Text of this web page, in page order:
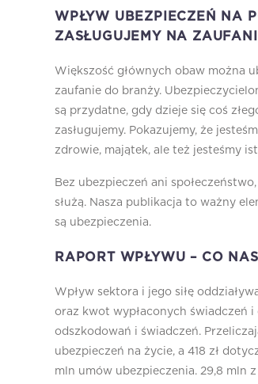
WPŁYW UBEZPIECZEŃ NA
ZASŁUGUJEMY NA
Większość głównych obaw można
zaufanie do branży.
są przydatne, gdy dzieje się coś
zasługujemy. Pokazujemy, że
zdrowie, majątek, ale też jesteśmy
Bez ubezpieczeń ani
służą. Nasza publikacja to ważny
są ubezpieczenia.
RAPORT WPŁYWU – CO
Wpływ sektora i jego siłę
oraz kwot wypłaconych świadczeń
odszkodowań i świadczeń.
ubezpieczeń na życie, a 418 zł
mln umów ubezpieczenia. 29,8 mln